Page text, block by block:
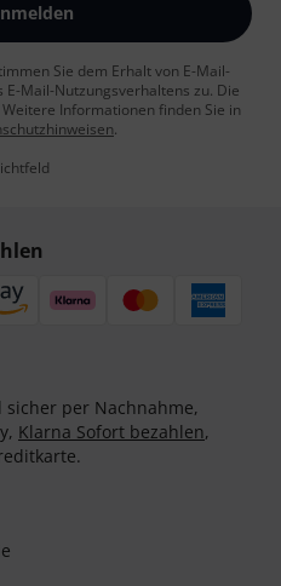
Sie dem Erhalt von E-Mail-
Mail-Nutzungsverhaltens zu. Die
Informationen finden Sie in
.
per Nachnahme,
Klarna Sofort bezahlen,